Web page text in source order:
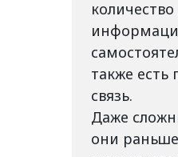
также есть
связь.
Даже
они